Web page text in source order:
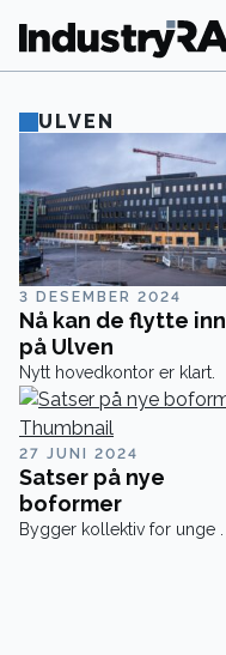
ULVEN
3 DESEMBER 2024
Nå kan de flytte inn
på Ulven
Nytt hovedkontor er klart.
27 JUNI 2024
Satser på nye
boformer
Bygger kollektiv for unge .